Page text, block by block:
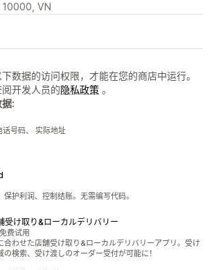
10000, VN
数据的访问权限，才能在您的商店中运行。
开发人员的隐私政策 。
:
号码、 实际地址
保护利润、控制结账。无需编写代码。
受け取り&ローカルデリバリー
星）
费试用
合わせた店舗受け取り&ローカルデリバリーアプリ。受け
の検索、受け渡しのオーダー受付が可能に！